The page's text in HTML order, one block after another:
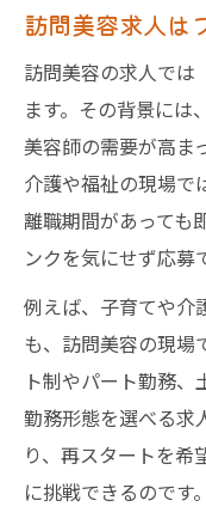
訪問美容求人は
訪問美容の求人では
ます。その背景には
美容師の需要が高ま
介護や福祉の現場で
離職期間があっても
ンクを気にせず応募
例えば、子育てや介
も、訪問美容の現場
ト制やパート勤務
勤務形態を選べる求
り、再スタートを希
に挑戦できるのです。